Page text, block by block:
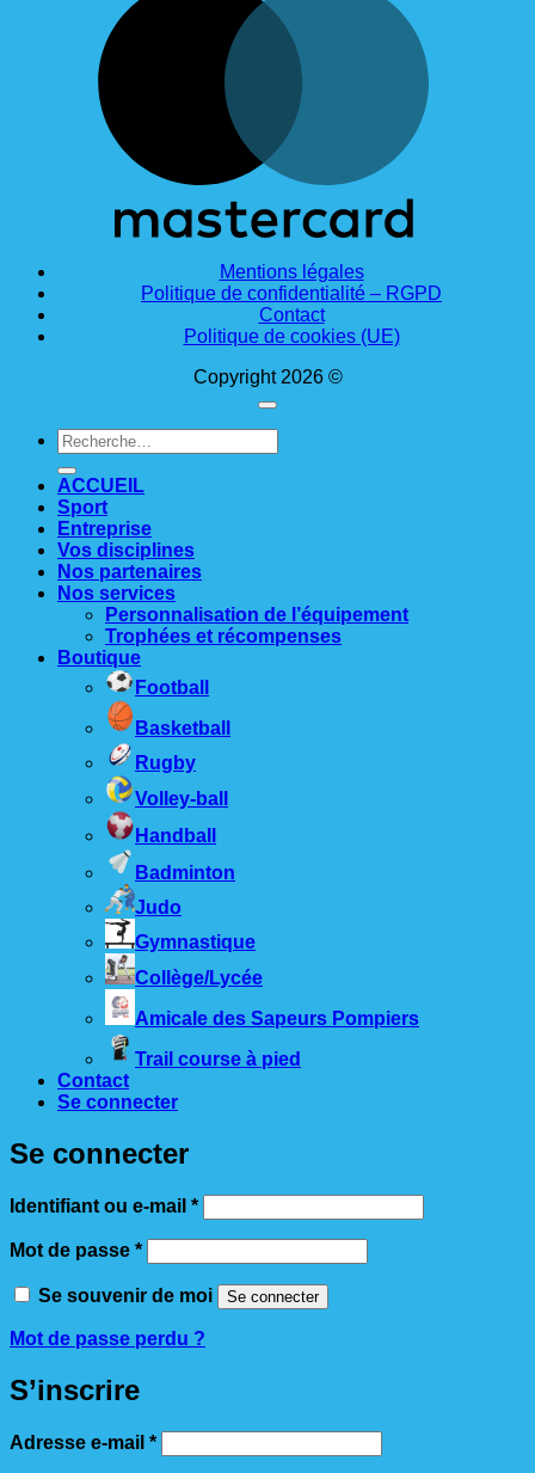
Mentions légales
Politique de confidentialité – RGPD
Contact
Politique de cookies (UE)
Copyright 2026 ©
Recherche
pour :
ACCUEIL
Sport
Entreprise
Vos disciplines
Nos partenaires
Nos services
Personnalisation de l’équipement
Trophées et récompenses
Boutique
Football
Basketball
Rugby
Volley-ball
Handball
Badminton
Judo
Gymnastique
Collège/Lycée
Amicale des Sapeurs Pompiers
Trail course à pied
Contact
Se connecter
Se connecter
Identifiant ou e-mail *Obligatoire
Mot de passe *Obligatoire
Se souvenir de moi Se connecter
Mot de passe perdu ?
S’inscrire
Adresse e-mail *Obligatoire